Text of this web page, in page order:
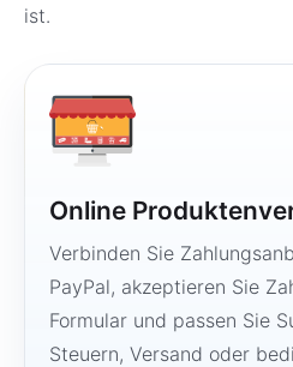
ist.
Online
Verbinden Sie
PayPal, akzeptieren Sie
Formular und passen Sie
Steuern, Versand oder